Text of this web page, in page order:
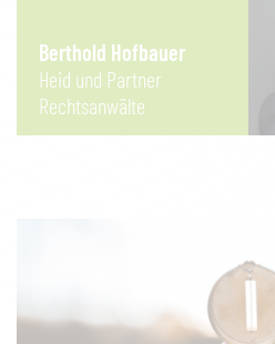
Berthold Hofbauer
Heid und Partner
Rechtsanwälte